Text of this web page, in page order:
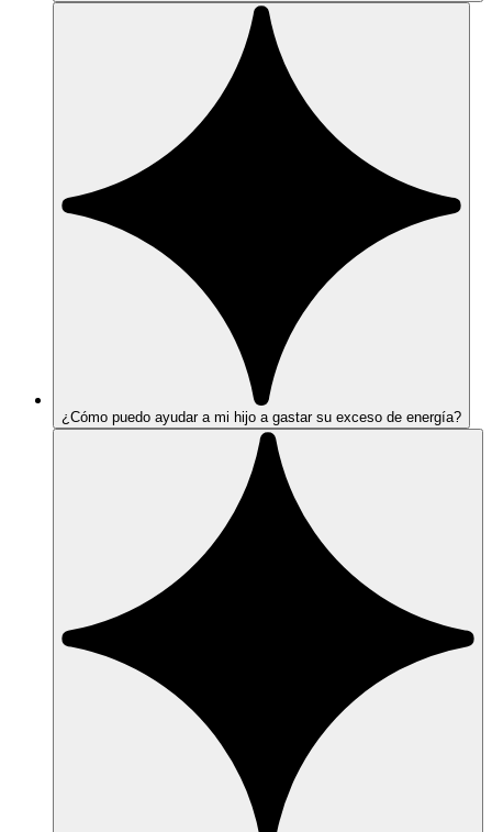
¿Cómo puedo ayudar a mi hijo a gastar su exceso de energía?